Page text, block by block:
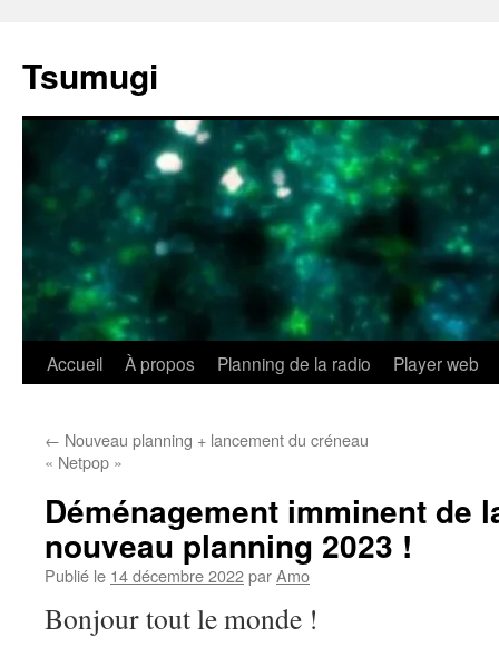
contenu
Tsumugi
Accueil À propos Planning de la radio Player web
← Nouveau planning + lancement du créneau
« Netpop »
Déménagement imminent de
nouveau planning 2023 !
Publié le 14 décembre 2022parAmo
Bonjour tout le monde !